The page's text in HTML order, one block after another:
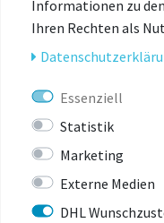
Dichtungen vor
Farbvarianten:
Mattschwarz
Live Valve und E-
Informationen zu
Ihren Rechten als
Essenziell
Statistik
Marketing
Externe Medien
DHL